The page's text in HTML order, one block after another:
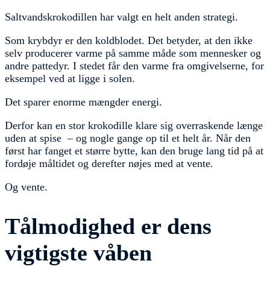
Saltvandskrokodillen har valgt en helt anden strategi.
Som krybdyr er den koldblodet. Det betyder, at den ikke
selv producerer varme på samme måde som mennesker og
andre pattedyr. I stedet får den varme fra omgivelserne, for
eksempel ved at ligge i solen.
Det sparer enorme mængder energi.
Derfor kan en stor krokodille klare sig overraskende længe
uden at spise – og nogle gange op til et helt år. Når den
først har fanget et større bytte, kan den bruge lang tid på at
fordøje måltidet og derefter nøjes med at vente.
Og vente.
Tålmodighed er dens
vigtigste våben